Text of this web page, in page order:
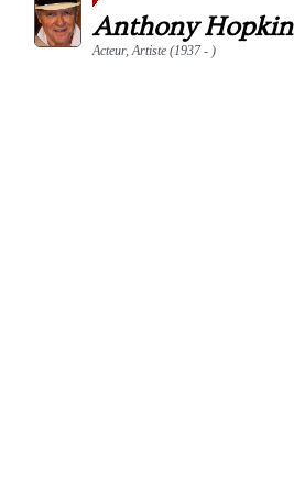
Anthony
Acteur, Artiste (1937 - )